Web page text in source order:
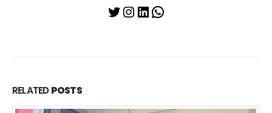
Twitter
Instagram
LinkedIn
WhatsApp
RELATEDPOSTS